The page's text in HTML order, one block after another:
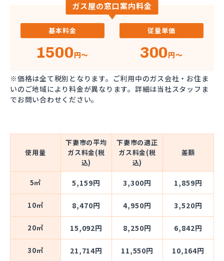
ガス屋の窓口案内料金
基本料金
1500円～
従量単価
300円～
※価格は全て税別となります。ご利用中のガス会社・お住ま
いのご地域により料金が異なります。詳細は当社スタッフま
でお問い合わせください。
使用量
下妻市の平均
ガス料金(税
込)
下妻市の適正
ガス料金(税
込)
差額
5㎥ 5,159円 3,300円 1,859円
10㎥ 8,470円 4,950円 3,520円
20㎥ 15,092円 8,250円 6,842円
30㎥ 21,714円 11,550円 10,164円